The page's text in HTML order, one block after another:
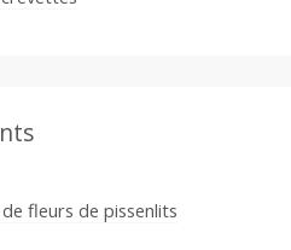
fleurs de pissenlits